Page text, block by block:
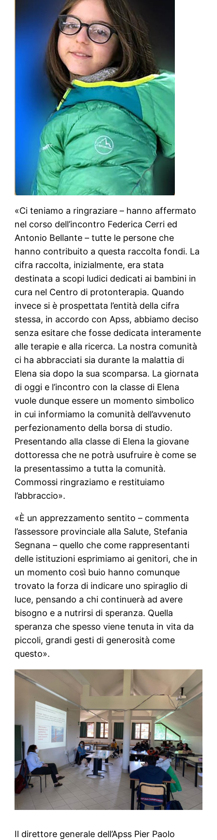
«Ci teniamo a ringraziare – hanno affermato
nel corso dell’incontro Federica Cerri ed
Antonio Bellante – tutte le persone che
hanno contribuito a questa raccolta fondi. La
cifra raccolta, inizialmente, era stata
destinata a scopi ludici dedicati ai bambini in
cura nel Centro di protonterapia. Quando
invece si è prospettata l’entità della cifra
stessa, in accordo con Apss, abbiamo deciso
senza esitare che fosse dedicata interamente
alle terapie e alla ricerca. La nostra comunità
ci ha abbracciati sia durante la malattia di
Elena sia dopo la sua scomparsa. La giornata
di oggi e l’incontro con la classe di Elena
vuole dunque essere un momento simbolico
in cui informiamo la comunità dell’avvenuto
perfezionamento della borsa di studio.
Presentando alla classe di Elena la giovane
dottoressa che ne potrà usufruire è come se
la presentassimo a tutta la comunità.
Commossi ringraziamo e restituiamo
l’abbraccio».
«È un apprezzamento sentito – commenta
l’assessore provinciale alla Salute, Stefania
Segnana – quello che come rappresentanti
delle istituzioni esprimiamo ai genitori, che in
un momento così buio hanno comunque
trovato la forza di indicare uno spiraglio di
luce, pensando a chi continuerà ad avere
bisogno e a nutrirsi di speranza. Quella
speranza che spesso viene tenuta in vita da
piccoli, grandi gesti di generosità come
questo».
Il direttore generale dell’Apss Pier Paolo